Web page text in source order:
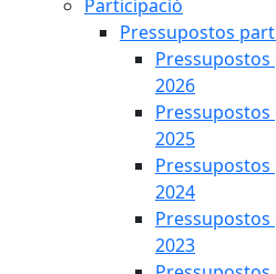
Participació
Pressupostos
2026
2025
2024
2023